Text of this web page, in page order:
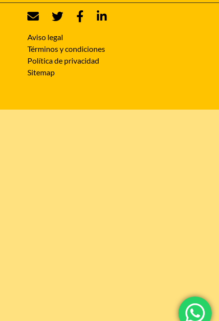
Aviso legal
Términos y condiciones
Política de privacidad
Sitemap